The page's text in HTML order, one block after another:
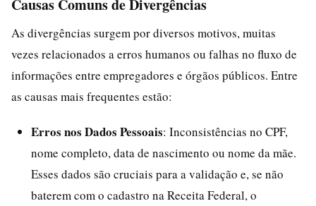
Causas Comuns de Divergências
As divergências surgem por diversos motivos, muitas
vezes relacionados a erros humanos ou falhas no fluxo de
informações entre empregadores e órgãos públicos. Entre
as causas mais frequentes estão:
Erros nos Dados Pessoais: Inconsistências no CPF,
nome completo, data de nascimento ou nome da mãe.
Esses dados são cruciais para a validação e, se não
baterem com o cadastro na Receita Federal, o